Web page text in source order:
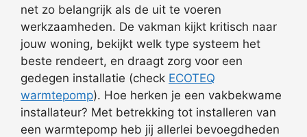
net zo belangrijk als de uit te voeren
werkzaamheden. De vakman kijkt kritisch naar
jouw woning, bekijkt welk type systeem het
beste rendeert, en draagt zorg voor een
gedegen installatie (check ECOTEQ
warmtepomp). Hoe herken je een vakbekwame
installateur? Met betrekking tot installeren van
een warmtepomp heb jij allerlei bevoegdheden